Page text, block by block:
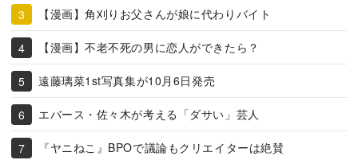
【漫画】角刈りお父さんが娘に代わりバイト
【漫画】不老不死の男に恋人ができたら？
遠藤璃菜1st写真集が10月6日発売
エバース・佐々木が考える「ダサい」芸人
『ヤニねこ』BPOで議論もクリエイターは絶賛